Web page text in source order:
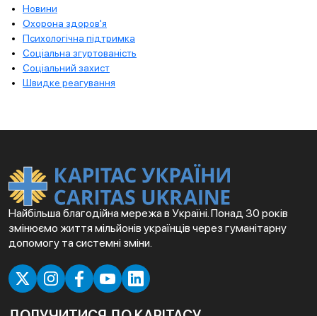
Новини
Охорона здоров'я
Психологічна підтримка
Соціальна згуртованість
Соціальний захист
Швидке реагування
Найбільша благодійна мережа в Україні. Понад 30 років
змінюємо життя мільйонів українців через гуманітарну
допомогу та системні зміни.